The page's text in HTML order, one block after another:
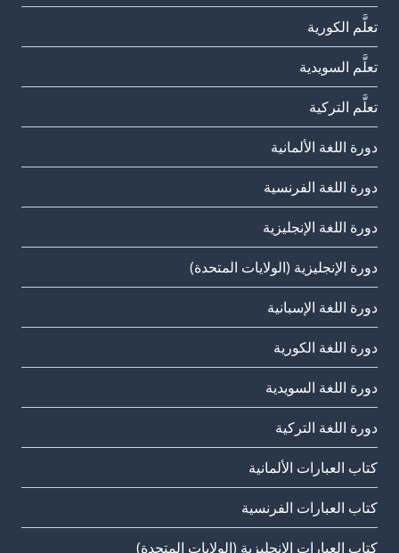
تعلَّم الكورية
تعلَّم السويدية
تعلَّم التركية
دورة اللغة الألمانية
دورة اللغة الفرنسية
دورة اللغة الإنجليزية
دورة الإنجليزية (الولايات المتحدة)
دورة اللغة الإسبانية
دورة اللغة الكورية
دورة اللغة السويدية
دورة اللغة التركية
كتاب العبارات الألمانية
كتاب العبارات الفرنسية
كتاب العبارات الإنجليزية (الولايات المتحدة)